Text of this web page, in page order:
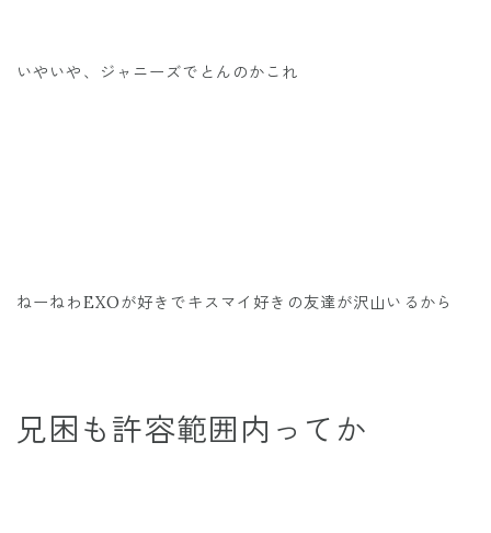
いやいや、ジャニーズでとんのかこれ
ねーねわEXOが好きでキスマイ好きの友達が沢山いるから
兄困も許容範囲内ってか